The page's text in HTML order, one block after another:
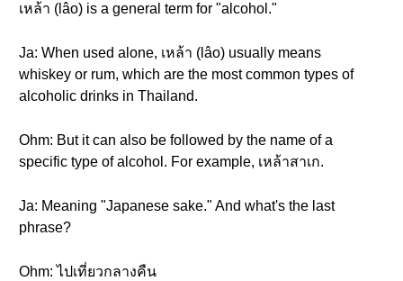
เหล้า (lâo) is a general term for "alcohol."
Ja: When used alone, เหล้า (lâo) usually means
whiskey or rum, which are the most common types of
alcoholic drinks in Thailand.
Ohm: But it can also be followed by the name of a
specific type of alcohol. For example, เหล้าสาเก.
Ja: Meaning "Japanese sake." And what's the last
phrase?
Ohm: ไปเที่ยวกลางคืน